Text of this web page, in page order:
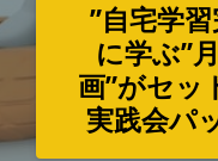
”自宅学
に学ぶ”
画”がセッ
実践会パ